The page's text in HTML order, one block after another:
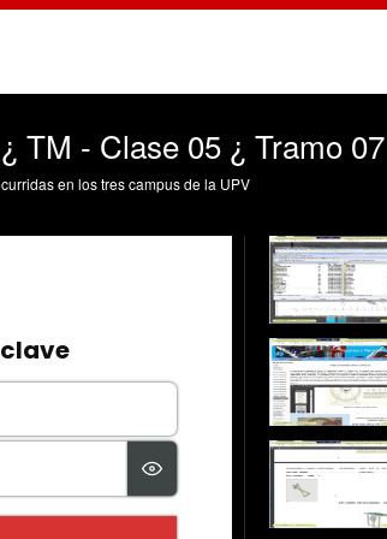
TM - Clase 05 ¿ Tramo
en los tres campus de la UPV